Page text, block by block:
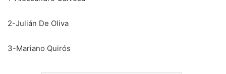
2-Julián De Oliva
3-Mariano Quirós